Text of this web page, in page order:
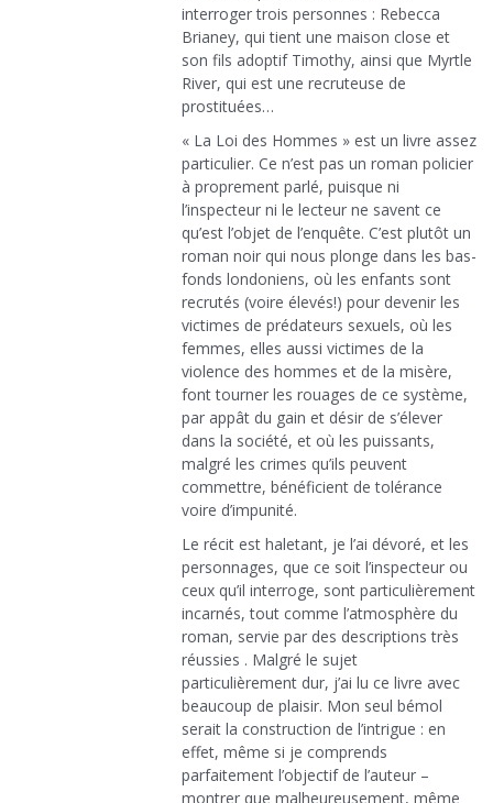
interroger trois personnes : Rebecca
Brianey, qui tient une maison close et
son fils adoptif Timothy, ainsi que Myrtle
River, qui est une recruteuse de
prostituées…
« La Loi des Hommes » est un livre assez
particulier. Ce n’est pas un roman policier
à proprement parlé, puisque ni
l’inspecteur ni le lecteur ne savent ce
qu’est l’objet de l’enquête. C’est plutôt un
roman noir qui nous plonge dans les bas-
fonds londoniens, où les enfants sont
recrutés (voire élevés!) pour devenir les
victimes de prédateurs sexuels, où les
femmes, elles aussi victimes de la
violence des hommes et de la misère,
font tourner les rouages de ce système,
par appât du gain et désir de s’élever
dans la société, et où les puissants,
malgré les crimes qu’ils peuvent
commettre, bénéficient de tolérance
voire d’impunité.
Le récit est haletant, je l’ai dévoré, et les
personnages, que ce soit l’inspecteur ou
ceux qu’il interroge, sont particulièrement
incarnés, tout comme l’atmosphère du
roman, servie par des descriptions très
réussies . Malgré le sujet
particulièrement dur, j’ai lu ce livre avec
beaucoup de plaisir. Mon seul bémol
serait la construction de l’intrigue : en
effet, même si je comprends
parfaitement l’objectif de l’auteur –
montrer que malheureusement, même